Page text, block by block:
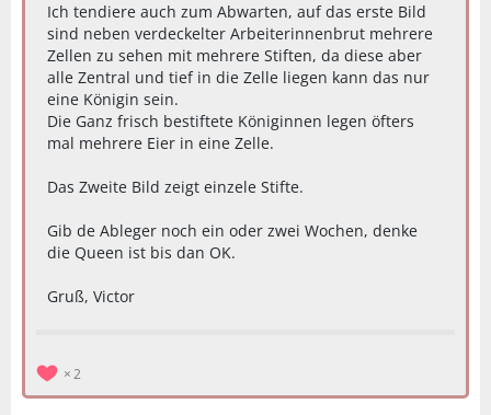
Ich tendiere auch zum Abwarten, auf das erste Bild
sind neben verdeckelter Arbeiterinnenbrut mehrere
Zellen zu sehen mit mehrere Stiften, da diese aber
alle Zentral und tief in die Zelle liegen kann das nur
eine Königin sein.
Die Ganz frisch bestiftete Königinnen legen öfters
mal mehrere Eier in eine Zelle.
Das Zweite Bild zeigt einzele Stifte.
Gib de Ableger noch ein oder zwei Wochen, denke
die Queen ist bis dan OK.
Gruß, Victor
2